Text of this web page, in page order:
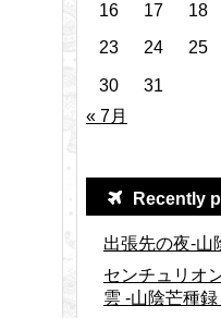
16
17 18
23
24 25
30
31
« 7月
Recently
出張先の夜-山
センチュリオ
雲 -山陰芒種